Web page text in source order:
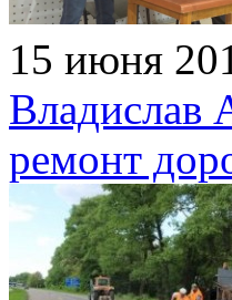
15 июня
Владислав
ремонт